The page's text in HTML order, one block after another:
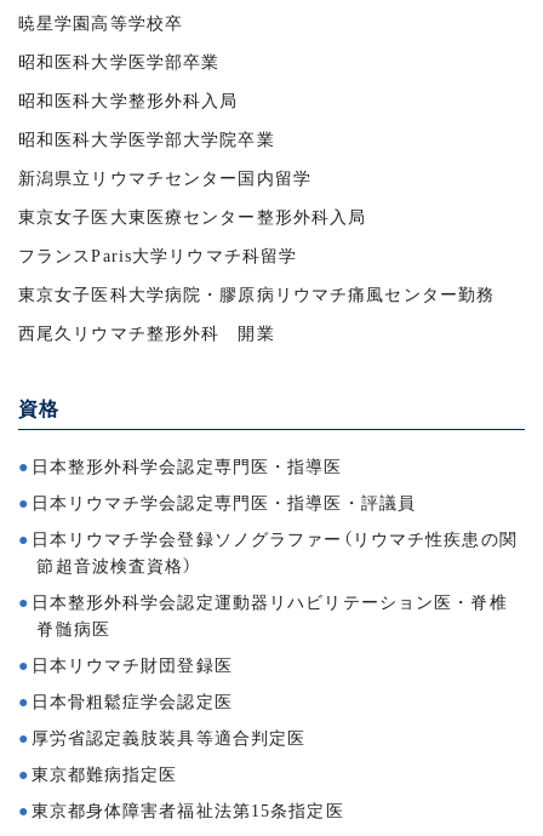
暁星学園高等学校卒
昭和医科大学医学部卒業
昭和医科大学整形外科入局
昭和医科大学医学部大学院卒業
新潟県立リウマチセンター国内留学
東京女子医大東医療センター整形外科入局
フランスParis大学リウマチ科留学
東京女子医科大学病院・膠原病リウマチ痛風センター勤務
西尾久リウマチ整形外科 開業
資格
日本整形外科学会認定専門医・指導医
日本リウマチ学会認定専門医・指導医・評議員
日本リウマチ学会登録ソノグラファー（リウマチ性疾患の関
節超音波検査資格）
日本整形外科学会認定運動器リハビリテーション医・脊椎
脊髄病医
日本リウマチ財団登録医
日本骨粗鬆症学会認定医
厚労省認定義肢装具等適合判定医
東京都難病指定医
東京都身体障害者福祉法第15条指定医